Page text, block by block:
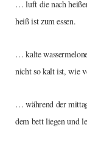
… luft die nach
heiß ist zum essen.
… kalte
nicht so kalt ist, wie
… während der
dem bett liegen und